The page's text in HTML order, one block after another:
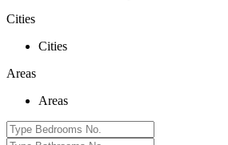
Cities
Cities
Areas
Areas